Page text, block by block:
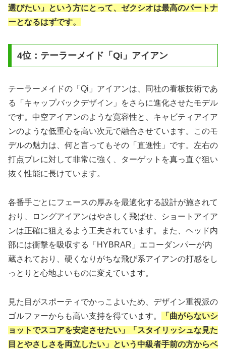
選びたい」という方にとって、ゼクシオは最高のパートナ
ーとなるはずです。
4位：テーラーメイド「Qi」アイアン
テーラーメイドの「Qi」アイアンは、同社の看板技術であ
る「キャップバックデザイン」をさらに進化させたモデル
です。中空アイアンのような寛容性と、キャビティアイア
ンのような低重心を高い次元で融合させています。このモ
デルの魅力は、何と言ってもその「直進性」です。左右の
打点ブレに対して非常に強く、ターゲットを真っ直ぐ狙い
抜く性能に長けています。
各番手ごとにフェースの厚みを最適化する設計が施されて
おり、ロングアイアンはやさしく飛ばせ、ショートアイア
ンは正確に狙えるよう工夫されています。また、ヘッド内
部には衝撃を吸収する「HYBRAR」エコーダンパーが内
蔵されており、硬くなりがちな飛び系アイアンの打感をし
っとりと心地よいものに変えています。
見た目がスポーティでかっこよいため、デザイン重視派の
ゴルファーからも高い支持を得ています。
「曲がらないシ
ョットでスコアを安定させたい」「スタイリッシュな見た
目とやさしさを両立したい」という中級者手前の方からベ